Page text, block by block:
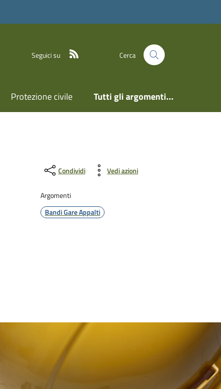
Seguici su Cerca
Protezione civile Tutti gli argomenti...
Condividi Vedi azioni
Argomenti
Bandi Gare Appalti